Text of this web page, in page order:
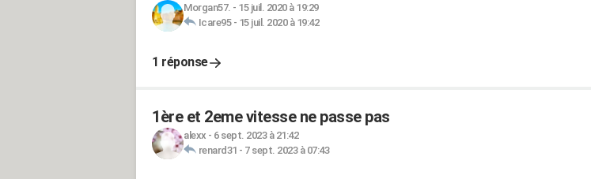
Morgan57. - 15 juil. 2020 à 19:29
Icare95- 15 juil. 2020 à 19:42
1 réponse
1ère et 2eme vitesse ne passe pas
alexx - 6 sept. 2023 à 21:42
renard31 - 7 sept. 2023 à 07:43